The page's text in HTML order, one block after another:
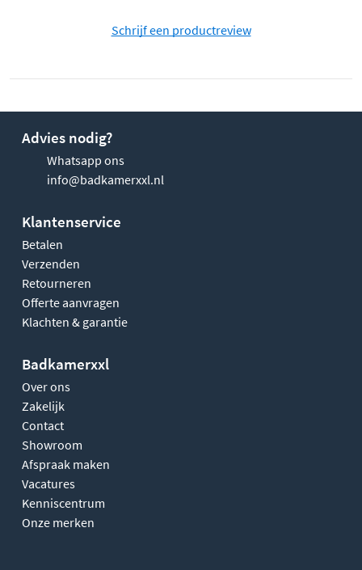
Schrijf een productreview
Advies nodig?
Whatsapp ons
info@badkamerxxl.nl
Klantenservice
Betalen
Verzenden
Retourneren
Offerte aanvragen
Klachten & garantie
Badkamerxxl
Over ons
Zakelijk
Contact
Showroom
Afspraak maken
Vacatures
Kenniscentrum
Onze merken